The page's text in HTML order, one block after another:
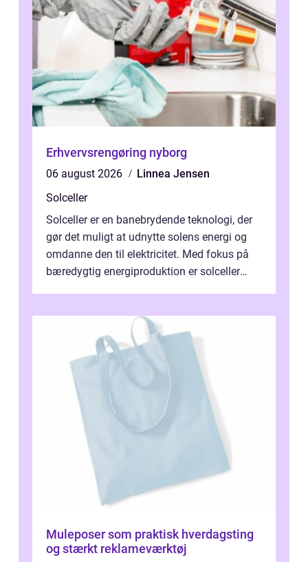
Erhvervsrengøring nyborg
06 august 2026
Linnea Jensen
Solceller
Solceller er en banebrydende teknologi, der
gør det muligt at udnytte solens energi og
omdanne den til elektricitet. Med fokus på
bæredygtig energiproduktion er solceller
Muleposer som praktisk hverdagsting
og stærkt reklameværktøj